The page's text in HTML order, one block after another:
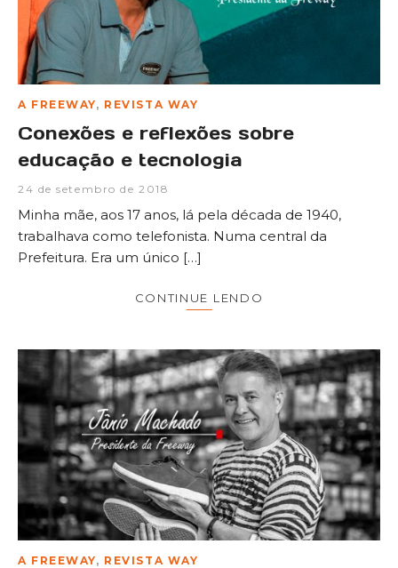
A FREEWAY, REVISTA WAY
Conexões e reflexões sobre
educação e tecnologia
24 de setembro de 2018
Minha mãe, aos 17 anos, lá pela década de 1940,
trabalhava como telefonista. Numa central da
Prefeitura. Era um único […]
CONTINUE LENDO
A FREEWAY, REVISTA WAY